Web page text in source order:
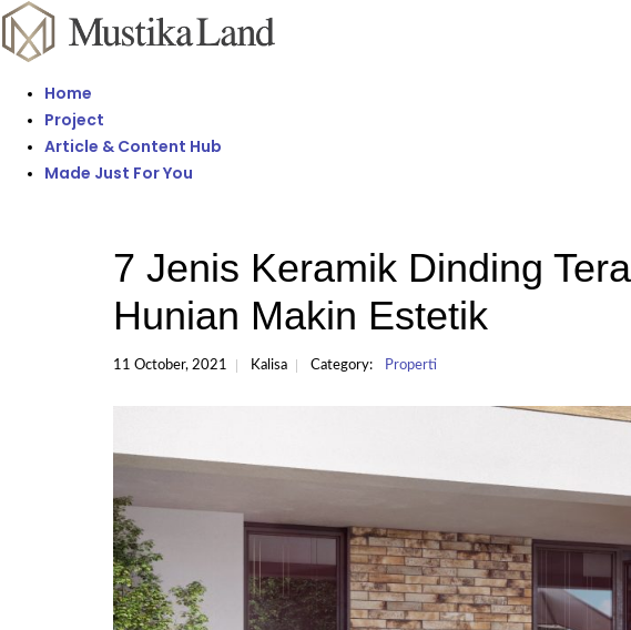
Home
Project
Article & Content Hub
Made Just For You
7 Jenis Keramik Dinding
Hunian Makin Estetik
11 October, 2021 Kalisa Category: Properti